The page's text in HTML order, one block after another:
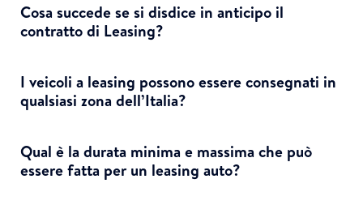
Cosa succede se si disdice in anticipo il
contratto di Leasing?
I veicoli a leasing possono essere consegnati in
qualsiasi zona dell’Italia?
Qual è la durata minima e massima che può
essere fatta per un leasing auto?